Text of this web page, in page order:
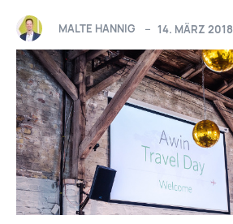
MALTE HANNIG 14. MÄRZ 2018